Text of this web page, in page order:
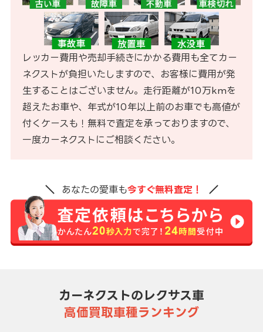
レッカー費用や売却手続きにかかる費用も全てカー
ネクストが負担いたしますので、お客様に費用が発
生することはございません。走行距離が10万kmを
超えたお車や、年式が10年以上前のお車でも高値が
付くケースも！無料で査定を承っておりますので、
一度カーネクストにご相談ください。
あなたの愛車も今すぐ無料査定！
カーネクストのレクサス車
高価買取車種ランキング